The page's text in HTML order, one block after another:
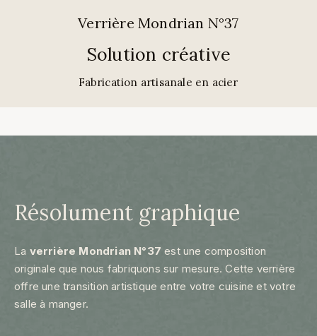
Verrière Mondrian N°37
Solution créative
Fabrication artisanale en acier
Résolument graphique
La verrière Mondrian N°37 est une composition
originale que nous fabriquons sur mesure. Cette verrière
offre une transition artistique entre votre cuisine et votre
salle à manger.